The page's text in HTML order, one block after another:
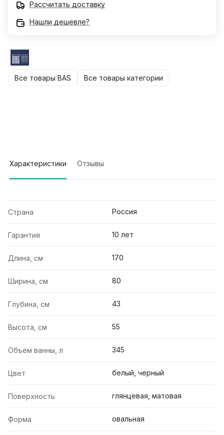
Рассчитать доставку
Нашли дешевле?
Все товары BAS Все товары категории
Характеристики Отзывы
Страна Россия
Гарантия 10 лет
Длина, см 170
Ширина, см 80
Глубина, см 43
Высота, см 55
Объем ванны, л 345
Цвет белый, черный
Поверхность глянцевая, матовая
Форма овальная